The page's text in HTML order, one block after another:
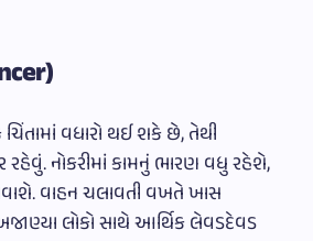
વધારો થઈ શકે છે, તેથી
રહેવું. નોકરીમાં કામનું ભારણ વધુ રહેશે,
વાહન ચલાવતી વખતે ખાસ
લોકો સાથે આર્થિક લેવડદેવડ